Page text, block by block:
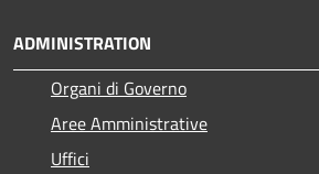
ADMINISTRATION
Organi di Governo
Aree Amministrative
Uffici